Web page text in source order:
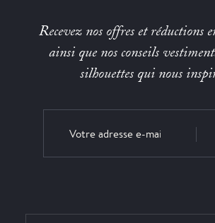
Recevez nos offres et réductions
ainsi que nos conseils
silhouettes qui nous